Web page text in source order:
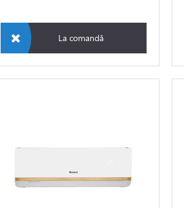
La comandă